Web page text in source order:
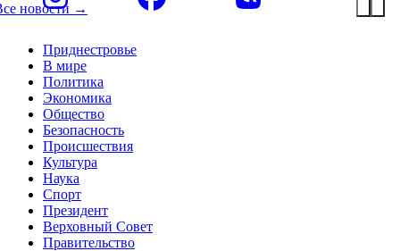
Приднестровье
В мире
Политика
Экономика
Общество
Безопасность
Происшествия
Культура
Наука
Спорт
Президент
Верховный Совет
Правительство
новости →